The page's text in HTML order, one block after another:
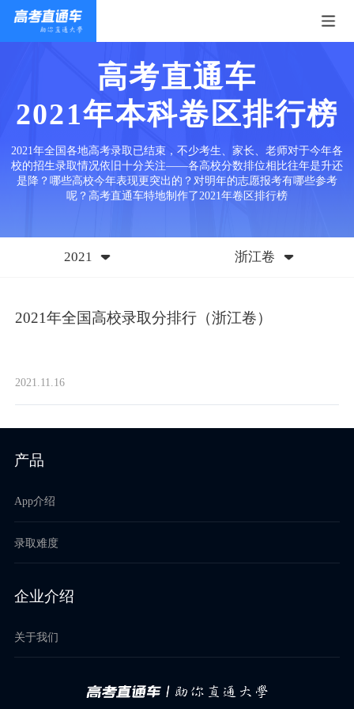
高考直通车
2021年本科卷区排行榜
2021年全国各地高考录取已结束，不少考生、家长、老师对于今年各
校的招生录取情况依旧十分关注——各高校分数排位相比往年是升还
是降？哪些高校今年表现更突出的？对明年的志愿报考有哪些参考
呢？高考直通车特地制作了2021年卷区排行榜
2021 浙江卷
2021年全国高校录取分排行（浙江卷）
2021.11.16
产品
App介绍
录取难度
企业介绍
关于我们